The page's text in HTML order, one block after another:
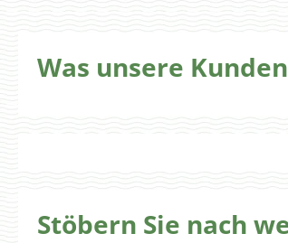
Was unsere
Stöbern Sie nach